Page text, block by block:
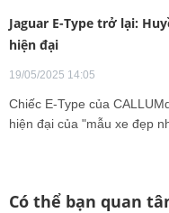
Jaguar E-Type trở lại:
hiện đại
19/05/2025 14:05
Chiếc E-Type của
hiện đại của "mẫu xe đẹp
Có thể bạn quan